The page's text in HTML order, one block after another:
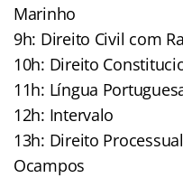
Marinho
9h: Direito Civil com
10h: Direito
11h: Língua
12h: Intervalo
13h: Direito
Ocampos